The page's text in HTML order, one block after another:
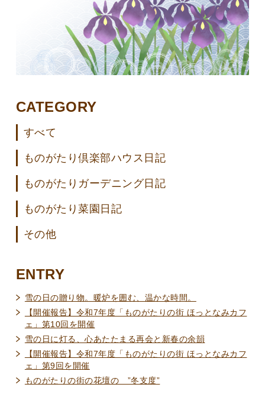
CATEGORY
すべて
ものがたり倶楽部ハウス日記
ものがたりガーデニング日記
ものがたり菜園日記
その他
ENTRY
雪の日の贈り物。暖炉を囲む、温かな時間。
【開催報告】令和7年度「ものがたりの街 ほっとなみカフ
ェ」第10回を開催
雪の日に灯る、心あたたまる再会と新春の余韻
【開催報告】令和7年度「ものがたりの街 ほっとなみカフ
ェ」第9回を開催
ものがたりの街の花壇の ”冬支度”